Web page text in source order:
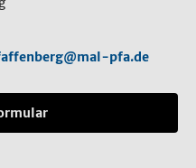
pfa.de